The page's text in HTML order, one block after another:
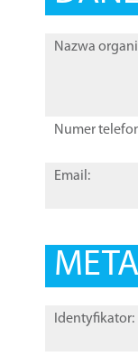
Nazwa
Numer
Email:
Identyfikator: